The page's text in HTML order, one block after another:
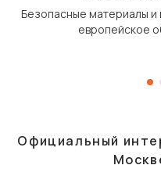
Безопасные материалы
европейское
Официальный